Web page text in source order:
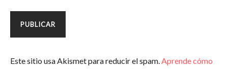
Este sitio usa Akismet para reducir el spam.Aprende cómo